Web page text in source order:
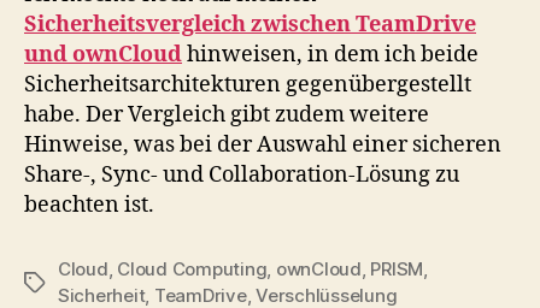
Sicherheitsvergleich zwischen TeamDrive
und ownCloudhinweisen, in dem ich beide
Sicherheitsarchitekturen gegenübergestellt
habe. Der Vergleich gibt zudem weitere
Hinweise, was bei der Auswahl einer sicheren
Share-, Sync- und Collaboration-Lösung zu
beachten ist.
Tags
Cloud Cloud Computing ownCloud PRISM
Sicherheit, TeamDrive,Verschlüsselung